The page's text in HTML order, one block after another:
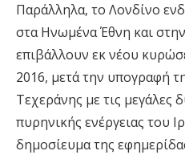
Παράλληλα, το Λονδίνο
στα Ηνωμένα Έθνη και
επιβάλλουν εκ νέου
2016, μετά την υπογραφή
Τεχεράνης με τις μεγάλες
πυρηνικής ενέργειας του
δημοσίευμα της